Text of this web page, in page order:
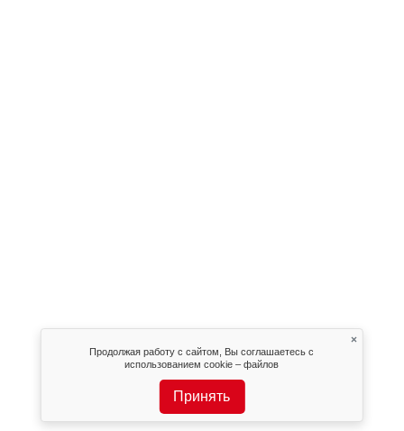
Продолжая работу с сайтом, Вы соглашаетесь с
использованием cookie – файлов
Принять
×